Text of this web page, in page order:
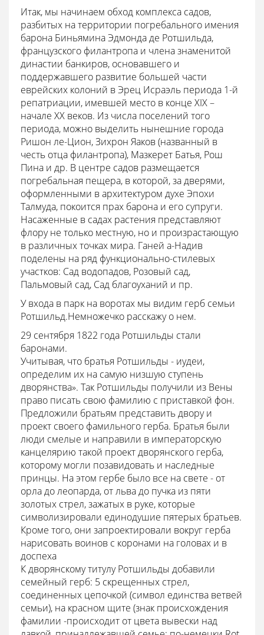
Итак, мы начинаем обход комплекса садов,
разбитых на территории погребального имения
барона Биньямина Эдмонда де Ротшильда,
французского филантропа и члена знаменитой
династии банкиров, основавшего и
поддержавшего развитие большей части
еврейских колоний в Эрец Исраэль периода 1-й
репатриации, имевшей место в конце XIX –
начале XX веков. Из числа поселений того
периода, можно выделить нынешние города
Ришон ле-Цион, Зихрон Яаков (названный в
честь отца филантропа), Мазкерет Батья, Рош
Пина и др. В центре садов размещается
погребальная пещера, в которой, за дверями,
оформленными в архитектуром духе Эпохи
Талмуда, покоится прах барона и его супруги.
Насаженные в садах растения представляют
флору не только местную, но и произрастающую
в различных точках мира. Ганей а-Надив
поделены на ряд функционально-стилевых
участков: Сад водопадов, Розовый сад,
Пальмовый сад, Сад благоуханий и пр.
У входа в парк на воротах мы видим герб семьи
Ротшильд.Немножечко расскажу о нем.
29 сентября 1822 года Ротшильды стали
баронами.
Учитывая, что братья Ротшиль­ды - иудеи,
определим их на самую низшую ступень
дворянства». Так Ротшильды получили из Вены
право писать свою фамилию с приставкой фон.
Предложили братьям представить двору и
проект своего фамильного герба. Братья были
люди смелые и направили в императорскую
канцелярию такой проект дворянского герба,
которому могли позавидовать и на­следные
принцы. На этом гербе было все на свете - от
орла до леопарда, от льва до пучка из пяти
золотых стрел, зажатых в руке, которые
символизировали едино­душие пятерых братьев.
Кроме того, они запроектирова­ли вокруг герба
нарисовать воинов с коронами на голо­вах и в
доспеха
К дворянскому титулу Ротшильды добавили
семейный герб: 5 скрещенных стрел,
соединенных цепочкой (символ единства ветвей
семьи), на красном щите (знак происхождения
фамилии -происходит от цвета вывески над